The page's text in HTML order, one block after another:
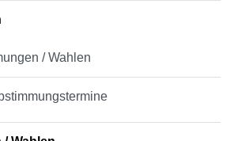
/ Wahlen